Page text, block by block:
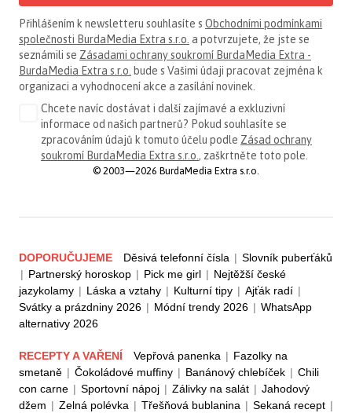
Přihlášením k newsletteru souhlasíte s Obchodními podmínkami
společnosti BurdaMedia Extra s.r.o. a potvrzujete, že jste se
seznámili se Zásadami ochrany soukromí BurdaMedia Extra -
BurdaMedia Extra s.r.o. bude s Vašimi údaji pracovat zejména k
organizaci a vyhodnocení akce a zasílání novinek.
Chcete navíc dostávat i další zajímavé a exkluzivní
informace od našich partnerů? Pokud souhlasíte se
zpracováním údajů k tomuto účelu podle Zásad ochrany
soukromí BurdaMedia Extra s.r.o., zaškrtněte toto pole.
© 2003—2026 BurdaMedia Extra s.r.o.
DOPORUČUJEME Děsivá telefonní čísla | Slovník puberťáků
| Partnerský horoskop | Pick me girl | Nejtěžší české
jazykolamy | Láska a vztahy | Kulturní tipy | Ajťák radí |
Svátky a prázdniny 2026 | Módní trendy 2026 | WhatsApp
alternativy 2026
RECEPTY A VAŘENÍ Vepřová panenka | Fazolky na
smetaně | Čokoládové muffiny | Banánový chlebíček | Chili
con carne | Sportovní nápoj | Zálivky na salát | Jahodový
džem | Zelná polévka | Třešňová bublanina | Sekaná recept |